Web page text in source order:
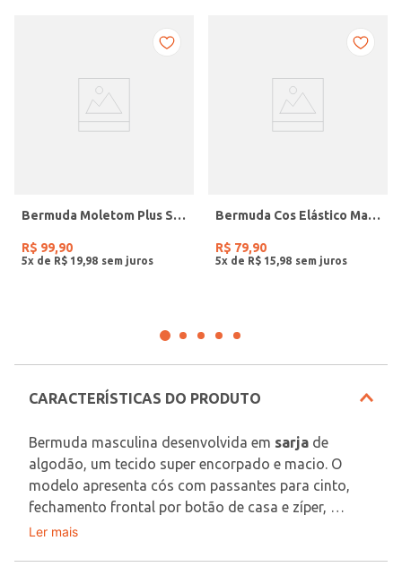
Bermuda Moletom Plus Size Masculina VERDE
R$ 99,90
5x de R$ 19 98
Bermuda Cos Elástico Masculina CHUMBO
R$ 79,90
5x de R$ 15 98
CARACTERÍSTICAS DO PRODUTO
Bermuda masculina desenvolvida em sarja de
algodão, um tecido super encorpado e macio. O
modelo apresenta cós com passantes para cinto,
fechamento frontal por botão de casa e zíper,
bolsos frontais e posteriores embutidos funcionais,
Tecido: Sarja
Ler mais